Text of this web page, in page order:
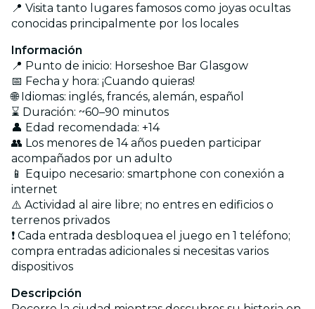
📍 Visita tanto lugares famosos como joyas ocultas
conocidas principalmente por los locales
Información
📍 Punto de inicio: Horseshoe Bar Glasgow
📅 Fecha y hora: ¡Cuando quieras!
🌐 Idiomas: inglés, francés, alemán, español
⌛ Duración: ~60–90 minutos
👤 Edad recomendada: +14
👥 Los menores de 14 años pueden participar
acompañados por un adulto
📱 Equipo necesario: smartphone con conexión a
internet
⚠️ Actividad al aire libre; no entres en edificios o
terrenos privados
❗ Cada entrada desbloquea el juego en 1 teléfono;
compra entradas adicionales si necesitas varios
dispositivos
Descripción